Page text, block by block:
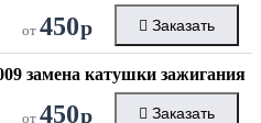
от 450р Заказать
замена катушки зажигания
от 450р Заказать